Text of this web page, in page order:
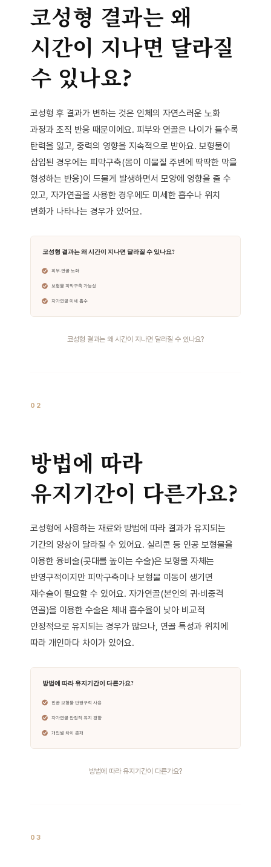
코성형 결과는 왜
시간이 지나면 달라질
수 있나요?
코성형 후 결과가 변하는 것은 인체의 자연스러운 노화
과정과 조직 반응 때문이에요. 피부와 연골은 나이가 들수록
탄력을 잃고, 중력의 영향을 지속적으로 받아요. 보형물이
삽입된 경우에는 피막구축(몸이 이물질 주변에 딱딱한 막을
형성하는 반응)이 드물게 발생하면서 모양에 영향을 줄 수
있고, 자가연골을 사용한 경우에도 미세한 흡수나 위치
변화가 나타나는 경우가 있어요.
코성형 결과는 왜 시간이 지나면 달라질 수 있나요?
02
방법에 따라
유지기간이 다른가요?
코성형에 사용하는 재료와 방법에 따라 결과가 유지되는
기간의 양상이 달라질 수 있어요. 실리콘 등 인공 보형물을
이용한 융비술(콧대를 높이는 수술)은 보형물 자체는
반영구적이지만 피막구축이나 보형물 이동이 생기면
재수술이 필요할 수 있어요. 자가연골(본인의 귀·비중격
연골)을 이용한 수술은 체내 흡수율이 낮아 비교적
안정적으로 유지되는 경우가 많으나, 연골 특성과 위치에
따라 개인마다 차이가 있어요.
방법에 따라 유지기간이 다른가요?
03